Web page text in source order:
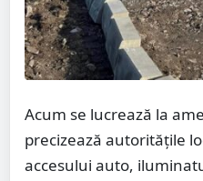
Acum se lucrează la
precizează autoritățile
accesului auto,